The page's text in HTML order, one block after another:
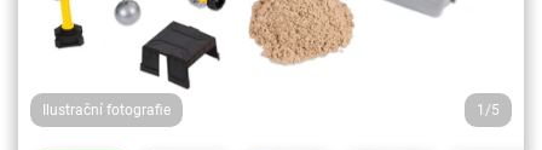
Ilustrační fotografie 1/5